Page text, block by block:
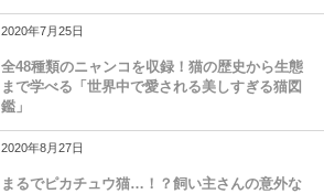
2020年7月25日
全48種類のニャンコを収録！猫の歴史から生態
まで学べる「世界中で愛される美しすぎる猫図
鑑」
2020年8月27日
まるでピカチュウ猫…！？飼い主さんの意外な